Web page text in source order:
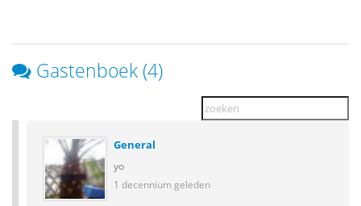
Gastenboek (4)
General
yo
1 decennium geleden